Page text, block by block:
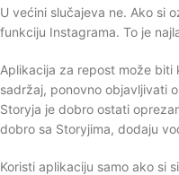
U većini slučajeva ne. Ako si
funkciju Instagrama. To je
Aplikacija za repost može biti
sadržaj, ponovno objavljivati
Storyja je dobro ostati
dobro sa Storyjima, dodaju
Koristi aplikaciju samo ako si